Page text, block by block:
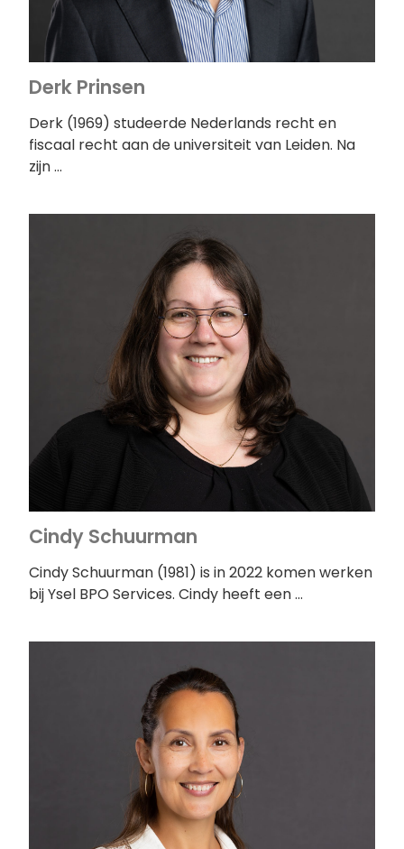
Derk Prinsen
Derk (1969) studeerde Nederlands recht en
fiscaal recht aan de universiteit van Leiden. Na
zijn …
Cindy Schuurman
Cindy Schuurman (1981) is in 2022 komen werken
bij Ysel BPO Services. Cindy heeft een …